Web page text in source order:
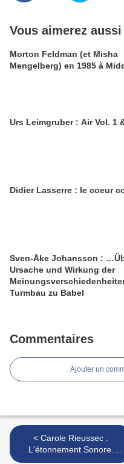
Vous aimerez aussi
Morton Feldman (et Misha
Mengelberg) en 1985 à
Urs Leimgruber : Air Vol. 1
Didier Lasserre : le coeur
Sven-Åke Johansson :
Ursache und Wirkung der
Turmbau zu Babel
Commentaires
Ajouter un
< Carole Rieussec :
L'étonnement Sonore.
Objet de pensée sonore en